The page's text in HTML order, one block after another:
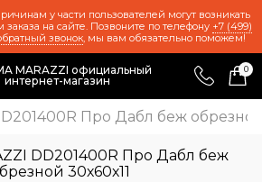
у части пользователей могут возникать
на сайте. Позвоните по телефону +7 (499)
звонок, мы вам обязательно поможем!
MARAZZI официальный
интернет-магазин
0
Про Дабл беж обрезной
DD201400R Про Дабл беж
30х60х11